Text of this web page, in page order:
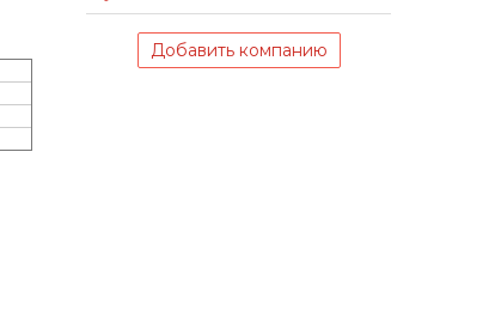
Добавить компанию